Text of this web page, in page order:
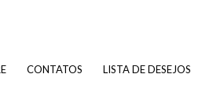
CONTATOS LISTA DE DESEJOS